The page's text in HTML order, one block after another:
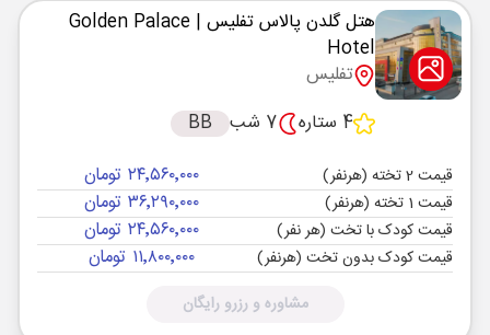
هتل گلدن پالاس تفلیس | Golden Palace
Hotel
تفلیس
4 ستاره
7 شب BB
قیمت 2 تخته (هرنفر) ۲۴٬۵۶۰٬۰۰۰ تومان
قیمت 1 تخته (هرنفر) ۳۶٬۲۹۰٬۰۰۰ تومان
قیمت کودک با تخت (هر نفر) ۲۴٬۵۶۰٬۰۰۰ تومان
قیمت کودک بدون تخت (هرنفر) ۱۱٬۸۰۰٬۰۰۰ تومان
مشاوره و رزرو رایگان